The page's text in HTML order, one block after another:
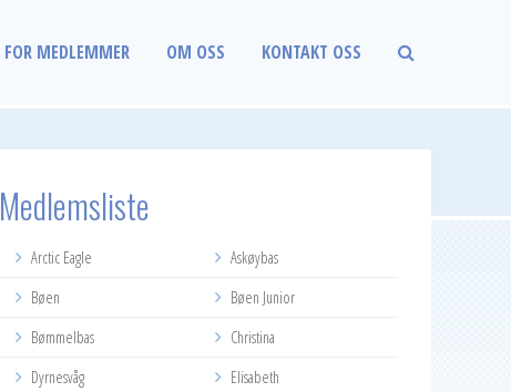
FOR MEDLEMMER OM OSS KONTAKT OSS
Medlemsliste
Arctic Eagle
Askøybas
Bøen
Bøen Junior
Bømmelbas
Christina
Dyrnesvåg
Elisabeth